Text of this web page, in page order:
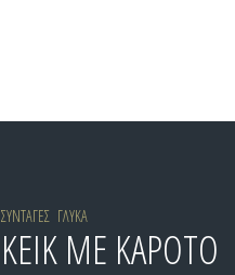
ΣΥΝΤΑΓΕΣ ΓΛΥΚΑ
ΚΕΙΚ ΜΕ ΚΑΡΟΤΟ